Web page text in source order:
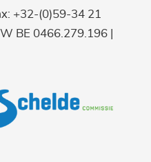
+32-(0)59-34 21
BE 0466.279.196 |